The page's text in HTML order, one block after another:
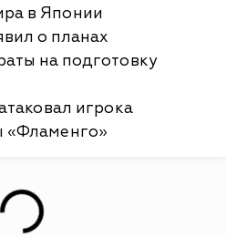
в Японии
о планах
на подготовку
игрока